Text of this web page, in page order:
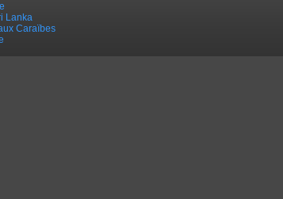
Lanka
Caraïbes